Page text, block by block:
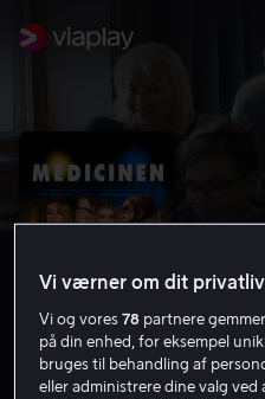
Vi værner om dit privatliv
Vi og vores78 partnere
på din enhed, for eksempel
bruges til behandling af
eller administrere dine valg